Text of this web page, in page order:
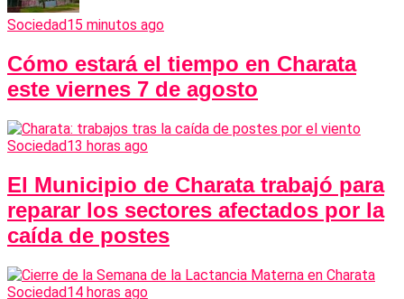
Sociedad15 minutos ago
Cómo estará el tiempo en Charata
este viernes 7 de agosto
Sociedad13 horas ago
El Municipio de Charata trabajó para
reparar los sectores afectados por la
caída de postes
Sociedad14 horas ago